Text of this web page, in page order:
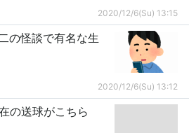
2020/12/6(Su) 13:15
の怪談で有名な生
2020/12/6(Su) 13:12
の送球がこちら